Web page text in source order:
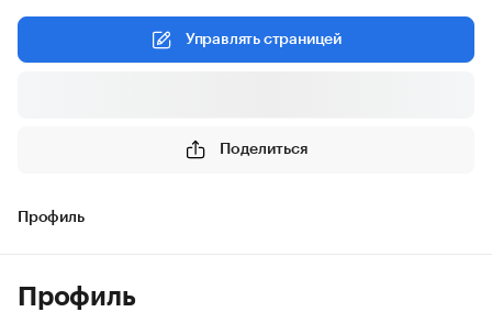
Управлять страницей
Поделиться
Профиль
Профиль